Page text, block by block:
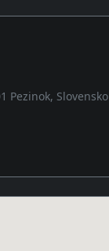
Pezinok, Slovensko